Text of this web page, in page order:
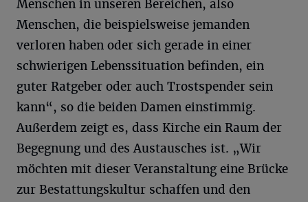
Menschen in unseren Bereichen, also
Menschen, die beispielsweise jemanden
verloren haben oder sich gerade in einer
schwierigen Lebenssituation befinden, ein
guter Ratgeber oder auch Trostspender sein
kann“, so die beiden Damen einstimmig.
Außerdem zeigt es, dass Kirche ein Raum der
Begegnung und des Austausches ist. „Wir
möchten mit dieser Veranstaltung eine Brücke
zur Bestattungskultur schaffen und den